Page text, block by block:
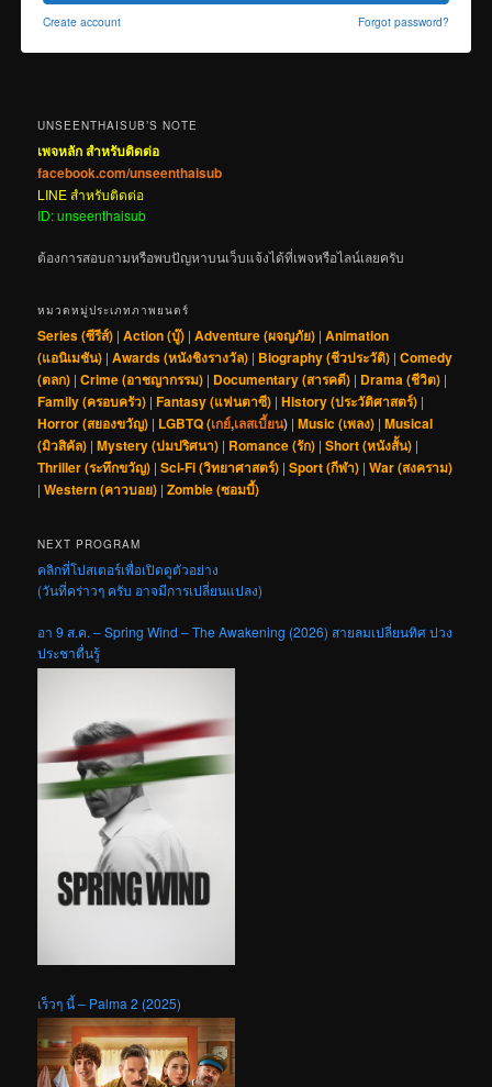
Create account Forgot password?
UNSEENTHAISUB’S NOTE
เพจหลัก สำหรับติดต่อ
facebook.com/unseenthaisub
LINE สำหรับติดต่อ
ID: unseenthaisub
ต้องการสอบถามหรือพบปัญหาบนเว็บแจ้งได้ที่เพจหรือไลน์เลยครับ
หมวดหมู่ประเภทภาพยนตร์
Series (ซีรีส์) |Action (บู๊) |Adventure (ผจญภัย) |Animation
(แอนิเมชัน) |Awards (หนังชิงรางวัล) | Biography (ชีวประวัติ) |Comedy
(ตลก) |Crime (อาชญากรรม) | Documentary (สารคดี) | Drama (ชีวิต) |
Family (ครอบครัว) |Fantasy (แฟนตาซี) |History (ประวัติศาสตร์) |
Horror (สยองขวัญ) | LGBTQ (เกย์,เลสเบี้ยน) |Music (เพลง) |Musical
(มิวสิคัล) |Mystery (ปมปริศนา) | Romance (รัก) |Short (หนังสั้น) |
Thriller (ระทึกขวัญ) |Sci-Fi (วิทยาศาสตร์) |Sport (กีฬา) |War (สงคราม)
|Western (คาวบอย) |Zombie (ซอมบี้)
NEXT PROGRAM
คลิกที่โปสเตอร์เพื่อเปิดดูตัวอย่าง
(วันที่คร่าวๆ ครับ อาจมีการเปลี่ยนแปลง)
อา 9 ส.ค. – Spring Wind – The Awakening (2026) สายลมเปลี่ยนทิศ ปวง
ประชาตื่นรู้
เร็วๆ นี้ – Palma 2 (2025)